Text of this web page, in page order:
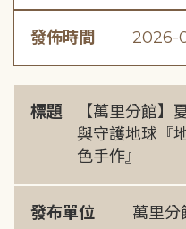
發佈時間 2026-
標題
【萬里分館】
與守護地球『
色手作』
發布單位 萬里分